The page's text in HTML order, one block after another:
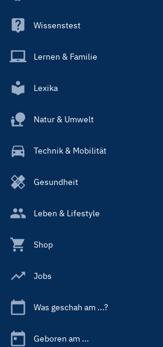
Wissenstest
Lernen & Familie
Lexika
Natur & Umwelt
Technik & Mobilität
Gesundheit
Leben & Lifestyle
Shop
Jobs
Was geschah am ...?
Geboren am ...